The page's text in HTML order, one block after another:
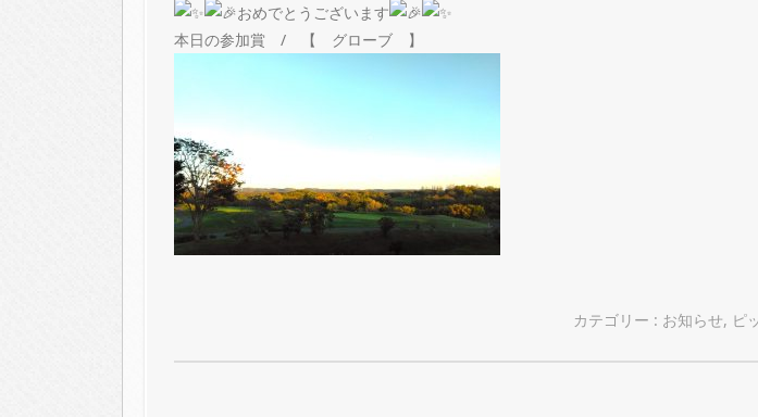
おめでとうございます
本日の参加賞 / 【 グローブ 】
カテゴリー : お知らせ, ピ